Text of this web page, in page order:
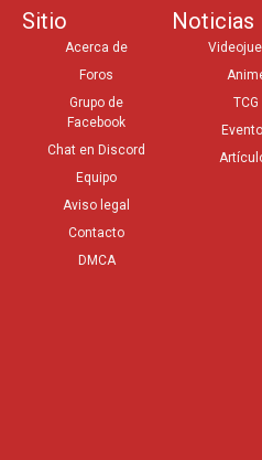
Sitio
Acerca de
Foros
Grupo de
Facebook
Chat en Discord
Equipo
Aviso legal
Contacto
DMCA
Noticias
TCG